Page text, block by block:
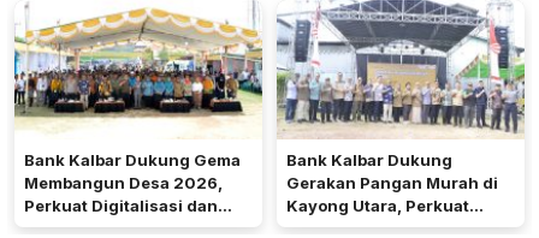
Prioritas
Bank Kalbar Dukung Gema
Membangun Desa 2026,
Perkuat Digitalisasi dan
Ekonomi Desa Teluk Batang
Bank Kalbar Dukung
Gerakan Pangan Murah di
Kayong Utara, Perkuat
Akses Keuangan